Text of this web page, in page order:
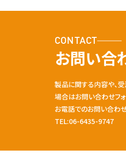
CONTACT
お問い合
製品に関する内容や、
場合はお問い合わせフ
お電話でのお問い合わ
TEL:06-6435-9747